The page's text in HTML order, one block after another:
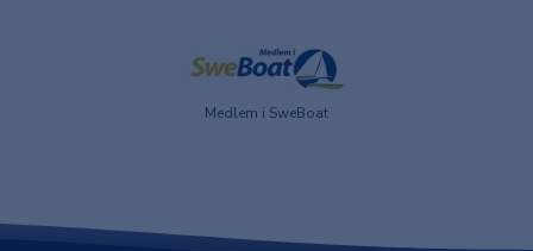
Medlem i SweBoat